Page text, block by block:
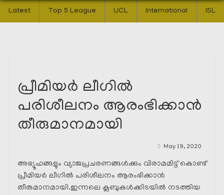
Latest Top 5 League UCL International ISL
പ്രീമിയർ ലീഗിൽ
പരിശീലനം ആരംഭിക്കാൻ
തീരുമാനമായി
May 19, 2020
അഭ്യൂഹങ്ങളും വ്യാജപ്രചരണങ്ങൾക്കും വിരാമമിട്ട് കൊണ്ട്
പ്രീമിയർ ലീഗിൽ പരിശീലനം ആരംഭിക്കാൻ
തീരുമാനമായി.ഇന്നലെ ക്ലബുകൾക്കിടയിൽ നടത്തിയ